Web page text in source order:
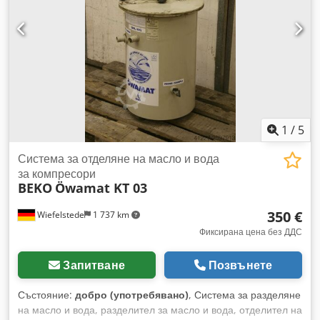
1 / 5
Wiefelstede 1 737 km
Система за отделяне на масло и вода
за компресори
BEKO Öwamat KT 03
350 €
Фиксирана цена без ДДС
Запитване Позвънете
Състояние: добро (употребявано), Система за разделяне
на масло и вода, разделител за масло и вода, отделител на